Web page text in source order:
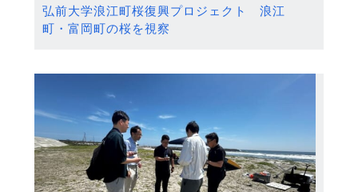
弘前大学浪江町桜復興プロジェクト 浪江
町・富岡町の桜を視察